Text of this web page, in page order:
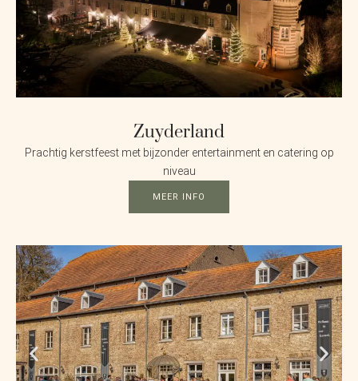
Zuyderland
Prachtig kerstfeest met bijzonder entertainment en catering op
niveau
MEER INFO